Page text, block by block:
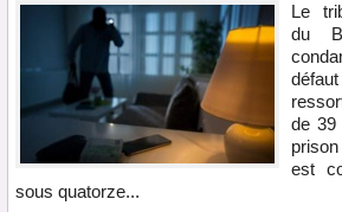
Le
du
de
est
sous quatorze...